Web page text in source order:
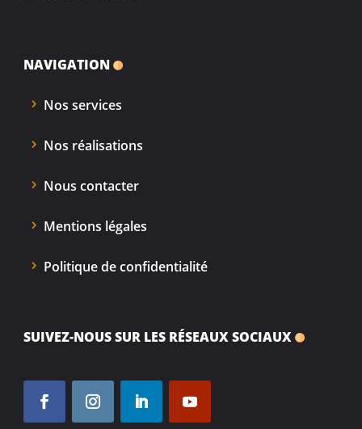
NAVIGATION
Nos services
Nos réalisations
Nous contacter
Mentions légales
Politique de confidentialité
SUIVEZ-NOUS SUR LES RÉSEAUX SOCIAUX